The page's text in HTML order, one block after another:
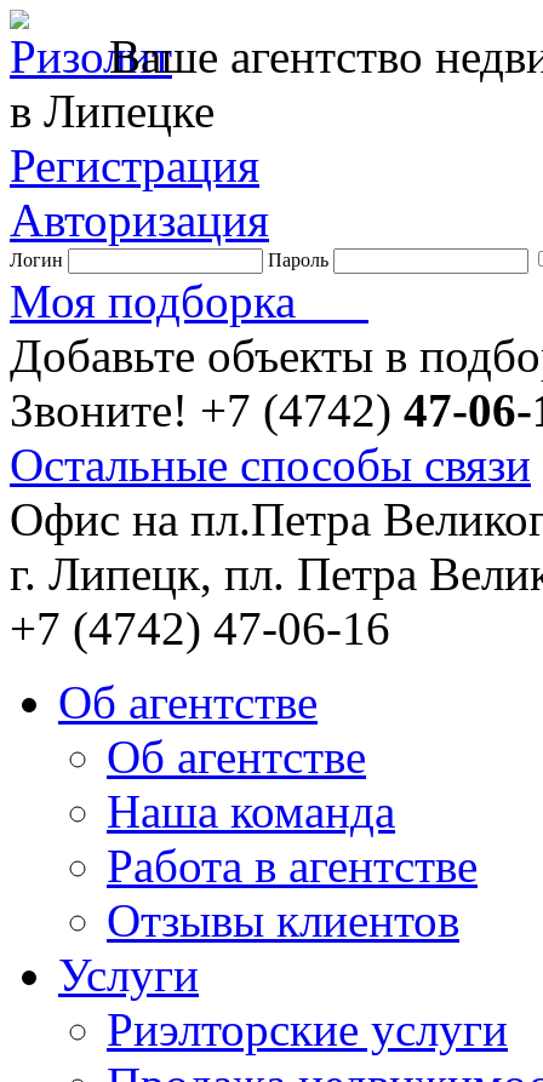
Ваше агентство
в Липецке
Регистрация
Авторизация
Логин Пароль
Моя подборка
Добавьте объекты в
Звоните! +7 (4742) 47-06-
Остальные способы связи
Офис на пл.Петра
г. Липецк, пл. Петра
+7 (4742) 47-06-16
Об агентстве
Об агентстве
Наша команда
Работа в агентстве
Отзывы клиентов
Услуги
Риэлторские услуги